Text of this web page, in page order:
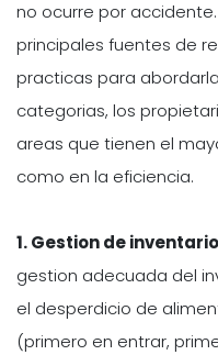
no ocurre por
principales fuentes de
practicas para
categorias, los
areas que tienen el
como en la eficiencia.
1. Gestion de
gestion adecuada del
el desperdicio de
(primero en entrar,